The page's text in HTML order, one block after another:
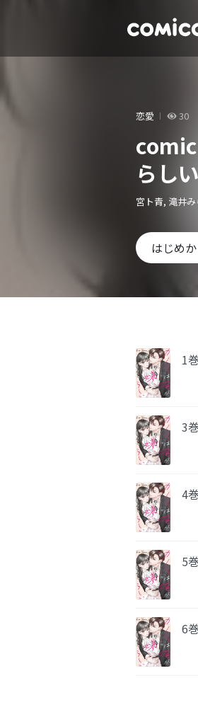
恋愛 30
らしい
宮ト青, 滝井
はじめ
1
3
4
5
6